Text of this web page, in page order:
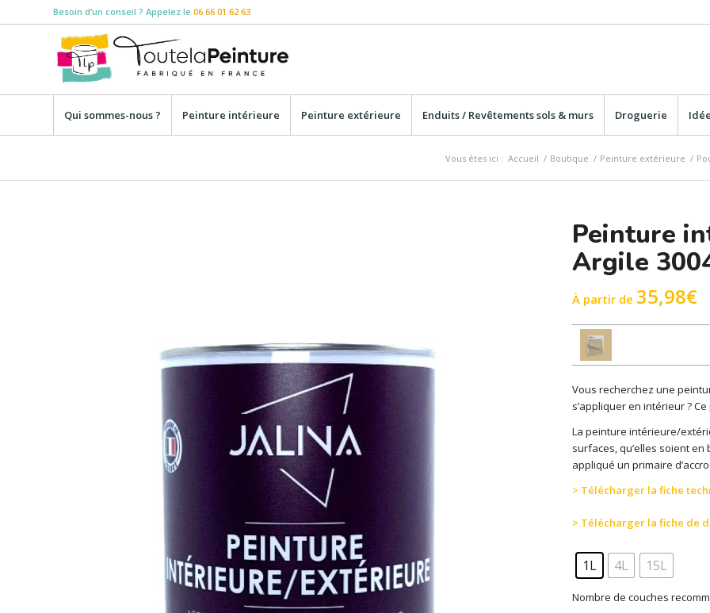
Besoin d‘un conseil ? Appelez le 06 66 01 62 63
Qui sommes-nous ? Peinture intérieure Peinture extérieure Enduits / Revêtements sols & murs Droguerie
Vous êtes ici : Accueil / Boutique / Peinture extérieure /
Peinture
Argile
À partir de 35,98€
Vous recherchez une
s’appliquer en intérieur ?
La peinture intérieure/
surfaces, qu’elles soient
appliqué un primaire
> Télécharger la fiche
> Télécharger la fiche de
1L 4L 15L
Nombre de couches